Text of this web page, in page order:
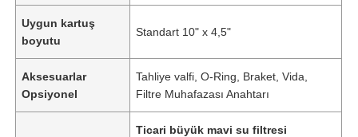
Ana sayfa
Ürünler
VİDEOLAR
Uygun kartuş
boyutu
Standart 10" x 4,5"
Aksesuarlar
Opsiyonel
Tahliye valfi, O-Ring, Braket, Vida,
Filtre Muhafazası Anahtarı
Ticari büyük mavi su filtresi